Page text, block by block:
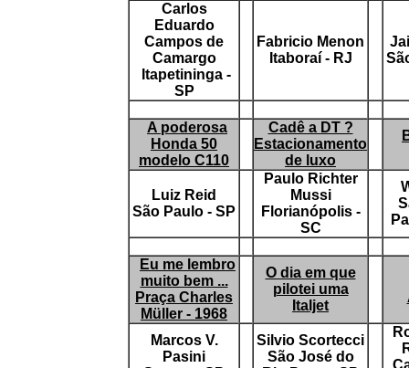
Carlos
Eduardo
Campos de
Camargo
Itapetininga -
SP
Fabricio Menon
Itaboraí - RJ
A poderosa
Honda 50
modelo C110
Cadê a DT ?
Estacionamento
de luxo
Luiz Reid
São Paulo - SP
Paulo Richter
Mussi
Florianópolis -
SC
Eu me lembro
muito bem ...
Praça Charles
Müller - 1968
O dia em que
pilotei uma
Italjet
Marcos V.
Pasini
Silvio Scortecci
São José do